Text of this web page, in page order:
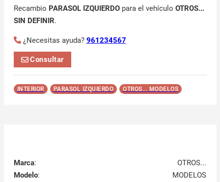
Recambio PARASOL IZQUIERDOpara el vehículo OTROS...
SIN DEFINIR.
¿Necesitas ayuda? 961234567
Consultar
INTERIOR PARASOL IZQUIERDO OTROS... MODELOS
Marca:
OTROS...
Modelo:
MODELOS